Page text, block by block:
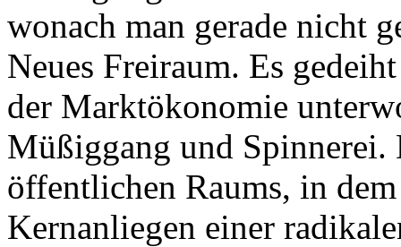
wonach man gerade nicht
Neues Freiraum. Es
der Marktökonomie
Müßiggang und Spinnerei.
öffentlichen Raums, in
Kernanliegen einer